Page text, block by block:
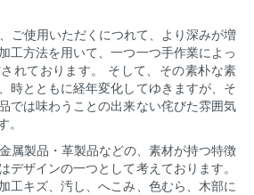
ご使用いただくにつれて、より深みが増
工方法を用いて、一つ一つ手作業によっ
れております。 そして、その素朴な素
時とともに経年変化してゆきますが、そ
では味わうことの出来ない侘びた雰囲気
。
属製品・革製品などの、素材が持つ特徴
デザインの一つとして考えております。
工キズ、汚し、へこみ、色むら、木部に